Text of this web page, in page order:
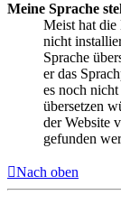
Meine Sprache
Meist hat die
nicht
Sprache
er das
es noch
übersetzen
der Website
gefunden
Nach oben